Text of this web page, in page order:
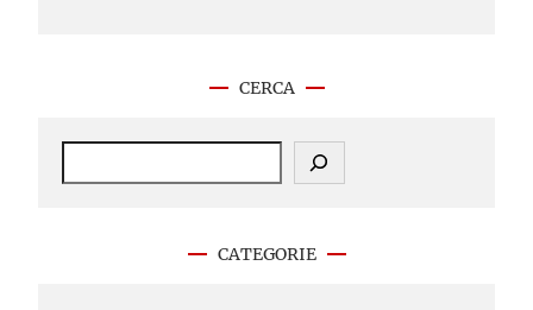
CERCA
S
CATEGORIE